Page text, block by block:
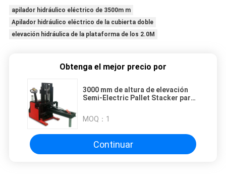
apilador hidráulico eléctrico de 3500m m
Apilador hidráulico eléctrico de la cubierta doble
elevación hidráulica de la plataforma de los 2.0M
Obtenga el mejor precio por
3000 mm de altura de elevación
Semi-Electric Pallet Stacker para
MOQ： 1
Continuar